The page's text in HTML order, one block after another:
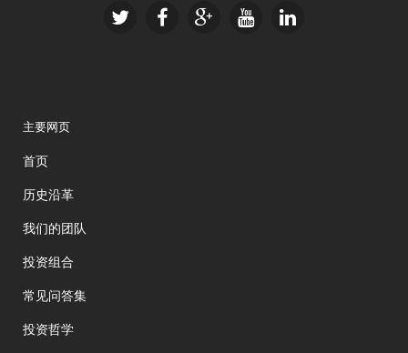
主要网页
首页
历史沿革
我们的团队
投资组合
常见问答集
投资哲学